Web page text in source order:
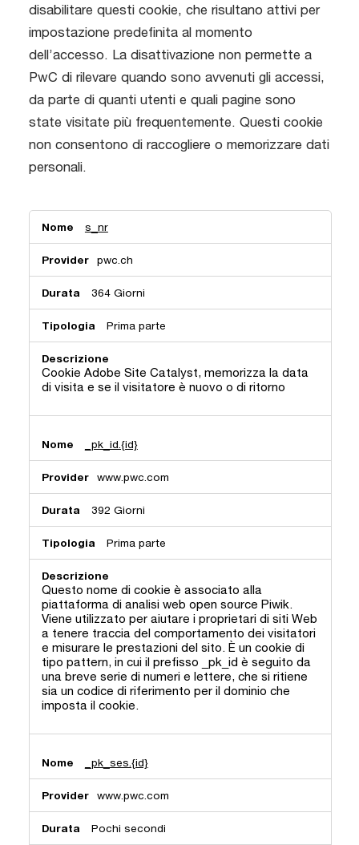
disabilitare questi cookie, che risultano attivi per
impostazione predefinita al momento
dell’accesso. La disattivazione non permette a
PwC di rilevare quando sono avvenuti gli accessi,
da parte di quanti utenti e quali pagine sono
state visitate più frequentemente. Questi cookie
non consentono di raccogliere o memorizzare dati
personali.
Cookie
analitici
s_nr
pwc.ch
364 Giorni
Prima parte
Cookie Adobe Site Catalyst, memorizza la data
di visita e se il visitatore è nuovo o di ritorno
_pk_id.{id}
www.pwc.com
392 Giorni
Prima parte
Questo nome di cookie è associato alla
piattaforma di analisi web open source Piwik.
Viene utilizzato per aiutare i proprietari di siti Web
a tenere traccia del comportamento dei visitatori
e misurare le prestazioni del sito. È un cookie di
tipo pattern, in cui il prefisso _pk_id è seguito da
una breve serie di numeri e lettere, che si ritiene
sia un codice di riferimento per il dominio che
imposta il cookie.
_pk_ses.{id}
www.pwc.com
Pochi secondi